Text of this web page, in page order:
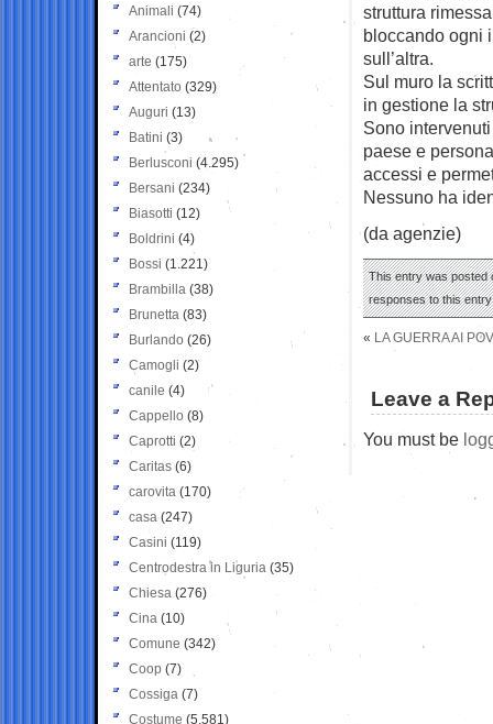
struttura
bloccando ogni
sull’altra.
Sul muro la
in gestione la
Sono
paese e
accessi e
Nessuno ha
(da agenzie)
This entry was posted
responses to this
« LA GUERRA AI
Leave a
You must be
Animali (74)
Arancioni (2)
arte (175)
Attentato (329)
Auguri (13)
Batini (3)
Berlusconi (4.295)
Bersani (234)
Biasotti (12)
Boldrini (4)
Bossi (1.221)
Brambilla (38)
Brunetta (83)
Burlando (26)
Camogli (2)
canile (4)
Cappello (8)
Caprotti (2)
Caritas (6)
carovita (170)
casa (247)
Casini (119)
Centrodestra in Liguria (35)
Chiesa (276)
Cina (10)
Comune (342)
Coop (7)
Cossiga (7)
Costume (5.581)